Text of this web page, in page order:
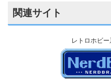
関連サイト
レトロホビ